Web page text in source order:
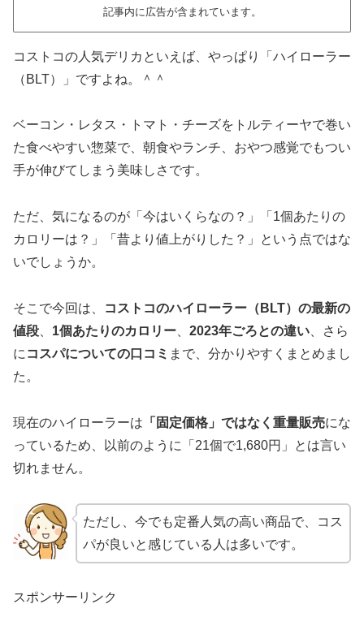
記事内に広告が含まれています。
コストコの人気デリカといえば、やっぱり「ハイローラー
（BLT）」ですよね。＾＾
ベーコン・レタス・トマト・チーズをトルティーヤで巻い
た食べやすい惣菜で、朝食やランチ、おやつ感覚でもつい
手が伸びてしまう美味しさです。
ただ、気になるのが「今はいくらなの？」「1個あたりの
カロリーは？」「昔より値上がりした？」という点ではな
いでしょうか。
そこで今回は、
コストコのハイローラー（BLT）の最新の
値段
1個あたりのカロリー 2023年ごろとの違い 、さら
に コスパについての口コミ まで、分かりやすくまとめまし
た。
現在のハイローラーは 「固定価格」ではなく重量販売にな
っているため、以前のように「21個で1,680円」とは言い
切れません。
ただし、今でも定番人気の高い商品で、コス
パが良いと感じている人は多いです。
スポンサーリンク